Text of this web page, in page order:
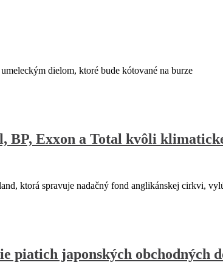
dielom, ktoré bude kótované na burze
BP, Exxon a Total kvôli
ktorá spravuje nadačný fond anglikánskej cirkvi,
piatich japonských obchodných